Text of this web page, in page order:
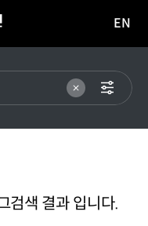
이동
EN
검색 결과 입니다.